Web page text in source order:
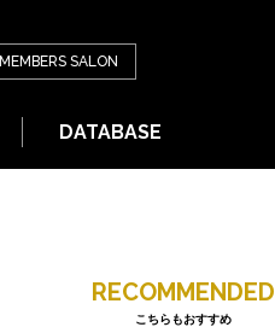
MEMBERS SALON
DATABASE
RECOMMENDED
こちらもおすすめ